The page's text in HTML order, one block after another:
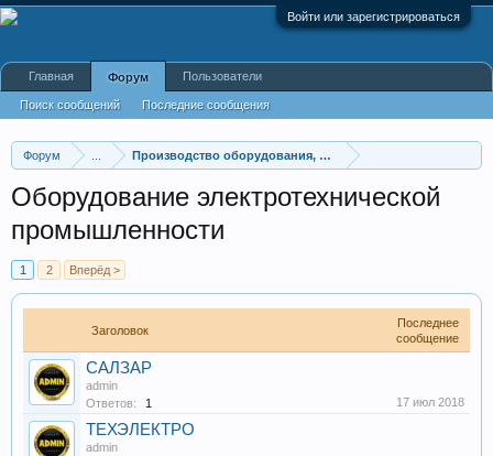
Войти или зарегистрироваться
Форум Производство оборудования, оборудование для произв
Оборудование электротехнической
промышленности
1 2 Вперёд >
Заголовок
Последнее
сообщение
САЛЗАР
admin
Ответов:
1 17 июл 2018
ТЕХЭЛЕКТРО
admin
Главная Форум
Поиск сообщений Последние сообщения
Пользователи